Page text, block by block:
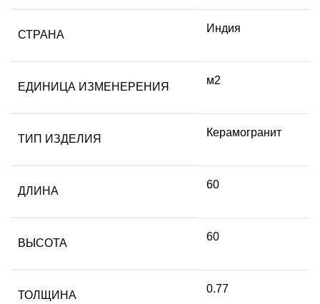
СТРАНА
Индия
ЕДИНИЦА ИЗМЕНЕРЕНИЯ
м2
ТИП ИЗДЕЛИЯ
Керамогранит
ДЛИНА
60
ВЫСОТА
60
ТОЛЩИНА
0.77